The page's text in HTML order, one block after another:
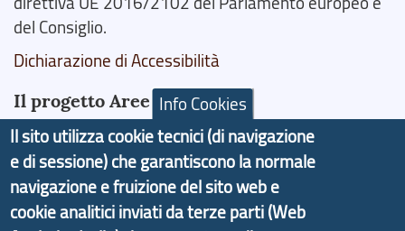
del Consiglio.
Dichiarazione di Accessibilità
Il progetto Aree Interne
Il portale di marketing territoriale e sviluppo locale
Info Cookies
Il sito utilizza cookie tecnici (di navigazione
e di sessione) che garantiscono la normale
navigazione e fruizione del sito web e
cookie analitici inviati da terze parti (Web